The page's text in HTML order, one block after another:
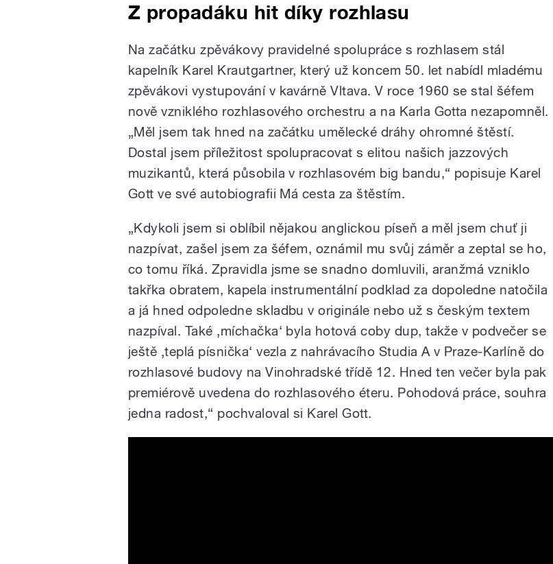
Z propadáku hit díky rozhlasu
Na začátku zpěvákovy pravidelné spolupráce s rozhlasem stál
kapelník Karel Krautgartner, který už koncem 50. let nabídl mladému
zpěvákovi vystupování v kavárně Vltava. V roce 1960 se stal šéfem
nově vzniklého rozhlasového orchestru a na Karla Gotta nezapomněl.
„Měl jsem tak hned na začátku umělecké dráhy ohromné štěstí.
Dostal jsem příležitost spolupracovat s elitou našich jazzových
muzikantů, která působila v rozhlasovém big bandu,“ popisuje Karel
Gott ve své autobiografii Má cesta za štěstím.
„Kdykoli jsem si oblíbil nějakou anglickou píseň a měl jsem chuť ji
nazpívat, zašel jsem za šéfem, oznámil mu svůj záměr a zeptal se ho,
co tomu říká. Zpravidla jsme se snadno domluvili, aranžmá vzniklo
takřka obratem, kapela instrumentální podklad za dopoledne natočila
a já hned odpoledne skladbu v originále nebo už s českým textem
nazpíval. Také ‚míchačka‘ byla hotová coby dup, takže v podvečer se
ještě ‚teplá písnička‘ vezla z nahrávacího Studia A v Praze-Karlíně do
rozhlasové budovy na Vinohradské třídě 12. Hned ten večer byla pak
premiérově uvedena do rozhlasového éteru. Pohodová práce, souhra
jedna radost,“ pochvaloval si Karel Gott.